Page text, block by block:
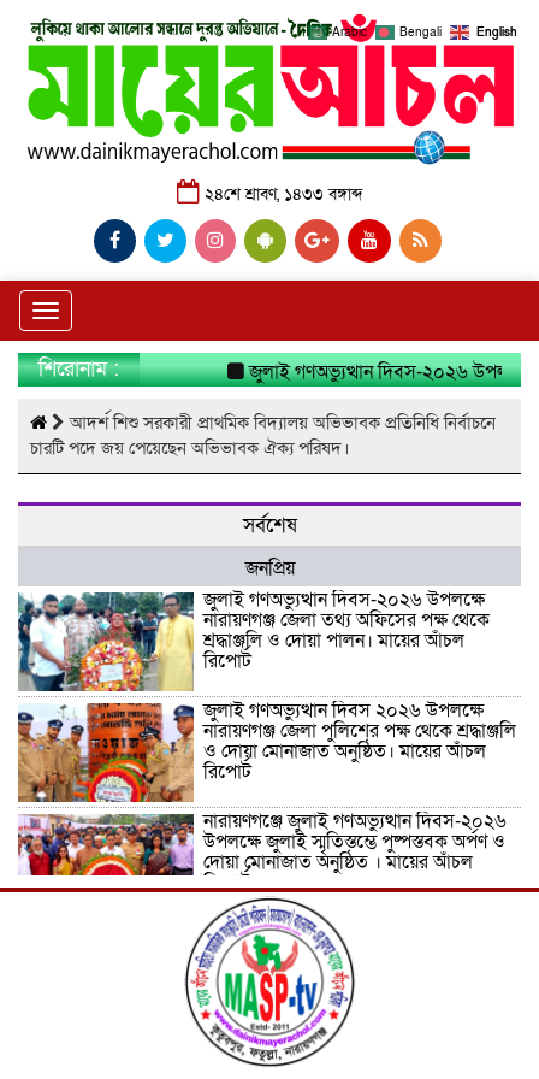
২৪শে শ্রাবণ, ১৪৩৩ বঙ্গাব্দ
Toggle
navigation
শিরোনাম : জুলাই গণঅভ্যুত্থান দিবস-২০২৬ উপলক্ষে
আদর্শ শিশু সরকারী প্রাথমিক বিদ্যালয় অভিভাবক প্রতিনিধি নির্বাচনে
চারটি পদে জয় পেয়েছেন অভিভাবক ঐক্য পরিষদ।
সর্বশেষ
জনপ্রিয়
জুলাই গণঅভ্যুত্থান দিবস-২০২৬ উপলক্ষে
নারায়ণগঞ্জ জেলা তথ্য অফিসের পক্ষ থেকে
শ্রদ্ধাঞ্জলি ও দোয়া পালন। মায়ের আঁচল
রিপোর্ট
জুলাই গণঅভ্যুত্থান দিবস ২০২৬ উপলক্ষে
নারায়ণগঞ্জ জেলা পুলিশের পক্ষ থেকে শ্রদ্ধাঞ্জলি
ও দোয়া মোনাজাত অনুষ্ঠিত। মায়ের আঁচল
রিপোর্ট
নারায়ণগঞ্জে জুলাই গণঅভ্যুত্থান দিবস-২০২৬
উপলক্ষে জুলাই স্মৃতিস্তম্ভে পুষ্পস্তবক অর্পণ ও
দোয়া মোনাজাত অনুষ্ঠিত । মায়ের আঁচল
রিপোর্ট
ICJ Global Media Group LLC and
SAARC Journalist Forum Sign
Strategic MoU to Strengthen Global
Journalism Cooperation/ आईसीजे
ग्लोबल मीडिया ग्रुप एलएलसी और सार्क
पत्रकार फोरम वैश्विक पत्रकारिता सहयोग को मजबूत करने के लिए
रणनीतिक समझौता ज्ञापन पर हस्ताक्षर करते हैं
Arabic Bengali English